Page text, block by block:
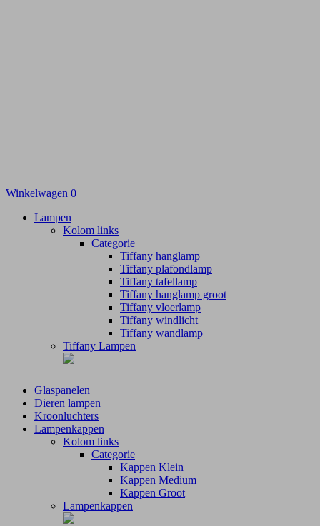
Winkelwagen 0
Lampen
Kolom links
Categorie
Tiffany hanglamp
Tiffany plafondlamp
Tiffany tafellamp
Tiffany hanglamp groot
Tiffany vloerlamp
Tiffany windlicht
Tiffany wandlamp
Tiffany Lampen
Glaspanelen
Dieren lampen
Kroonluchters
Lampenkappen
Kolom links
Categorie
Kappen Klein
Kappen Medium
Kappen Groot
Lampenkappen